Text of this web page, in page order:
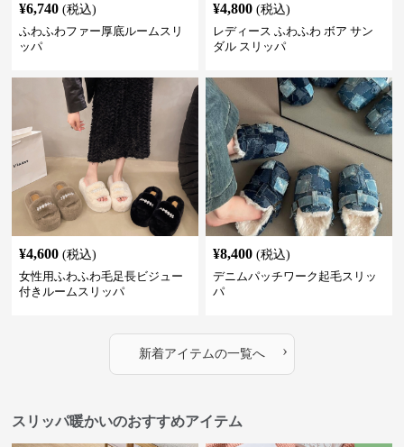
¥6,740 (税込)
ふわふわファー厚底ルームスリ
ッパ
¥4,800 (税込)
レディース ふわふわ ボア サン
ダル スリッパ
¥4,600 (税込)
女性用ふわふわ毛足長ビジュー
付きルームスリッパ
¥8,400 (税込)
デニムパッチワーク起毛スリッ
パ
新着アイテムの一覧へ ›
スリッパ暖かいのおすすめアイテム